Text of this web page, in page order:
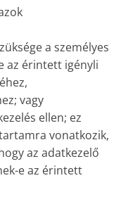
a személyes
az érintett igényli
vagy
ellen; ez
vonatkozik,
az adatkezelő
e az érintett